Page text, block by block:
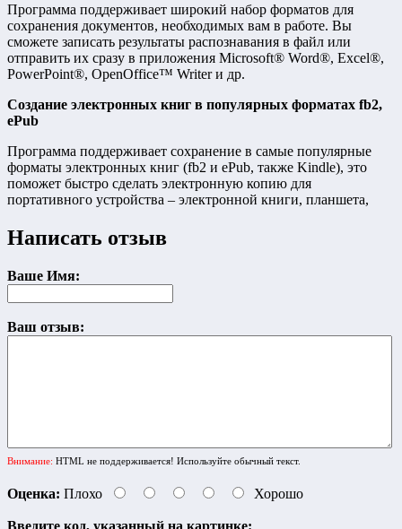
Программа поддерживает широкий набор форматов для
сохранения документов, необходимых вам в работе. Вы
сможете записать результаты распознавания в файл или
отправить их сразу в приложения Microsoft® Word®, Excel®,
PowerPoint®, OpenOffice™ Writer и др.
Создание электронных книг в популярных форматах fb2,
ePub
Программа поддерживает сохранение в самые популярные
форматы электронных книг (fb2 и ePub, также Kindle), это
поможет быстро сделать электронную копию для
портативного устройства – электронной книги, планшета,
Написать отзыв
Ваше Имя:
Ваш отзыв:
Внимание: HTML не поддерживается! Используйте обычный текст.
Оценка: Плохо Хорошо
Введите код, указанный на картинке: